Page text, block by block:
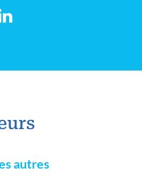
autres